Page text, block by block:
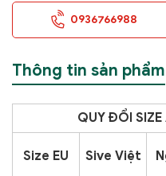
0936766988
Thông tin sản phẩm
QUY ĐỔI
Size EU Sive Việt